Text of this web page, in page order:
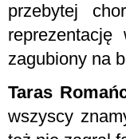
przebytej
reprezentację
zagubiony na
Taras
wszyscy